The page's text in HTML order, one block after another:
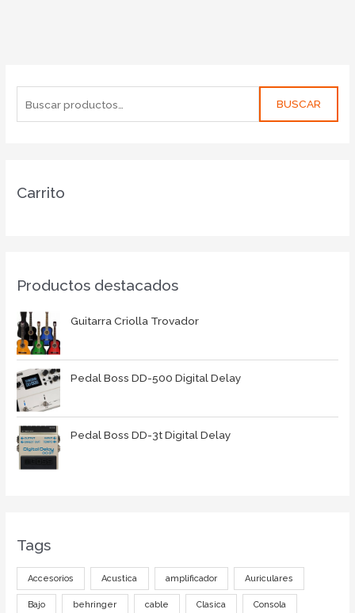
BUSCAR
Carrito
Productos destacados
Guitarra Criolla Trovador
Pedal Boss DD-500 Digital Delay
Pedal Boss DD-3t Digital Delay
Tags
Accesorios Acustica amplificador Auriculares
Bajo behringer cable Clasica Consola